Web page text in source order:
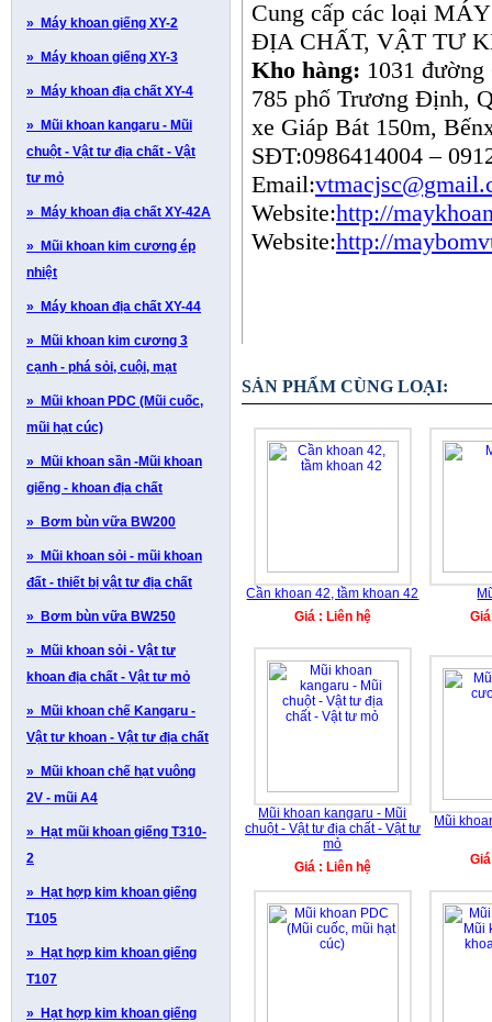
» Máy khoan giếng XY-2
» Máy khoan giếng XY-3
» Máy khoan địa chất XY-4
» Mũi khoan kangaru - Mũi
chuột - Vật tư địa chất - Vật
tư mỏ
» Máy khoan địa chất XY-42A
» Mũi khoan kim cương ép
nhiệt
» Máy khoan địa chất XY-44
» Mũi khoan kim cương 3
cạnh - phá sỏi, cuội, mạt
» Mũi khoan PDC (Mũi cuốc,
mũi hạt cúc)
» Mũi khoan sần -Mũi khoan
giếng - khoan địa chất
» Bơm bùn vữa BW200
» Mũi khoan sỏi - mũi khoan
đất - thiết bị vật tư địa chất
» Bơm bùn vữa BW250
» Mũi khoan sỏi - Vật tư
khoan địa chất - Vật tư mỏ
» Mũi khoan chế Kangaru -
Vật tư khoan - Vật tư địa chất
» Mũi khoan chế hạt vuông
2V - mũi A4
» Hạt mũi khoan giếng T310-
2
» Hạt hợp kim khoan giếng
T105
» Hạt hợp kim khoan giếng
T107
» Hạt hợp kim khoan giếng
Cung cấp các loại
ĐỊA CHẤT, VẬT TƯ
Kho hàng: 1031
785 phố Trương Định,
xe Giáp Bát 150m,
SĐT:0986414004 –
Email:
Website:http://
Website:http://
SẢN PHẨM CÙNG LOẠI:
Cần khoan 42, tầm khoan 42
Giá : Liên hệ
Mũi khoan kangaru - Mũi
chuột - Vật tư địa chất - Vật tư
mỏ
Giá : Liên hệ
Mũi